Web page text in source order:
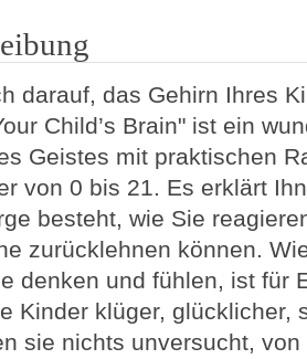
darauf, das Gehirn Ihres
Child’s Brain" ist ein
Geistes mit praktischen
von 0 bis 21. Es erklärt
besteht, wie Sie
zurücklehnen können.
denken und fühlen, ist für
Kinder klüger, glücklicher,
sie nichts unversucht,